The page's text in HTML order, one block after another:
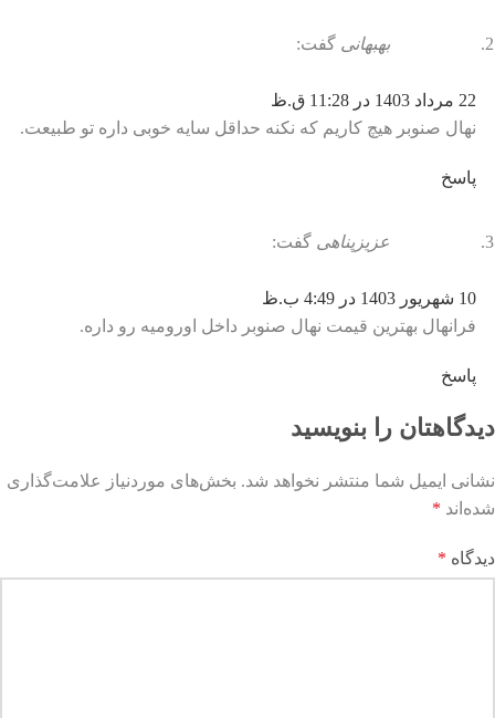
بهبهانی گفت:
22 مرداد 1403 در 11:28 ق.ظ
نهال صنوبر هیچ کاریم که نکنه حداقل سایه خوبی داره تو طبیعت.
پاسخ
عزیزپناهی گفت:
10 شهریور 1403 در 4:49 ب.ظ
فرانهال بهترین قیمت نهال صنوبر داخل اورومیه رو داره.
پاسخ
دیدگاهتان را بنویسید
نشانی ایمیل شما منتشر نخواهد شد. بخش‌های موردنیاز علامت‌گذاری
شده‌اند *
دیدگاه *